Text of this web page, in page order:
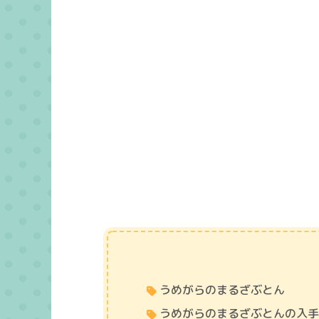
うめがらのまるざぶとん
うめがらのまるざぶとんの入